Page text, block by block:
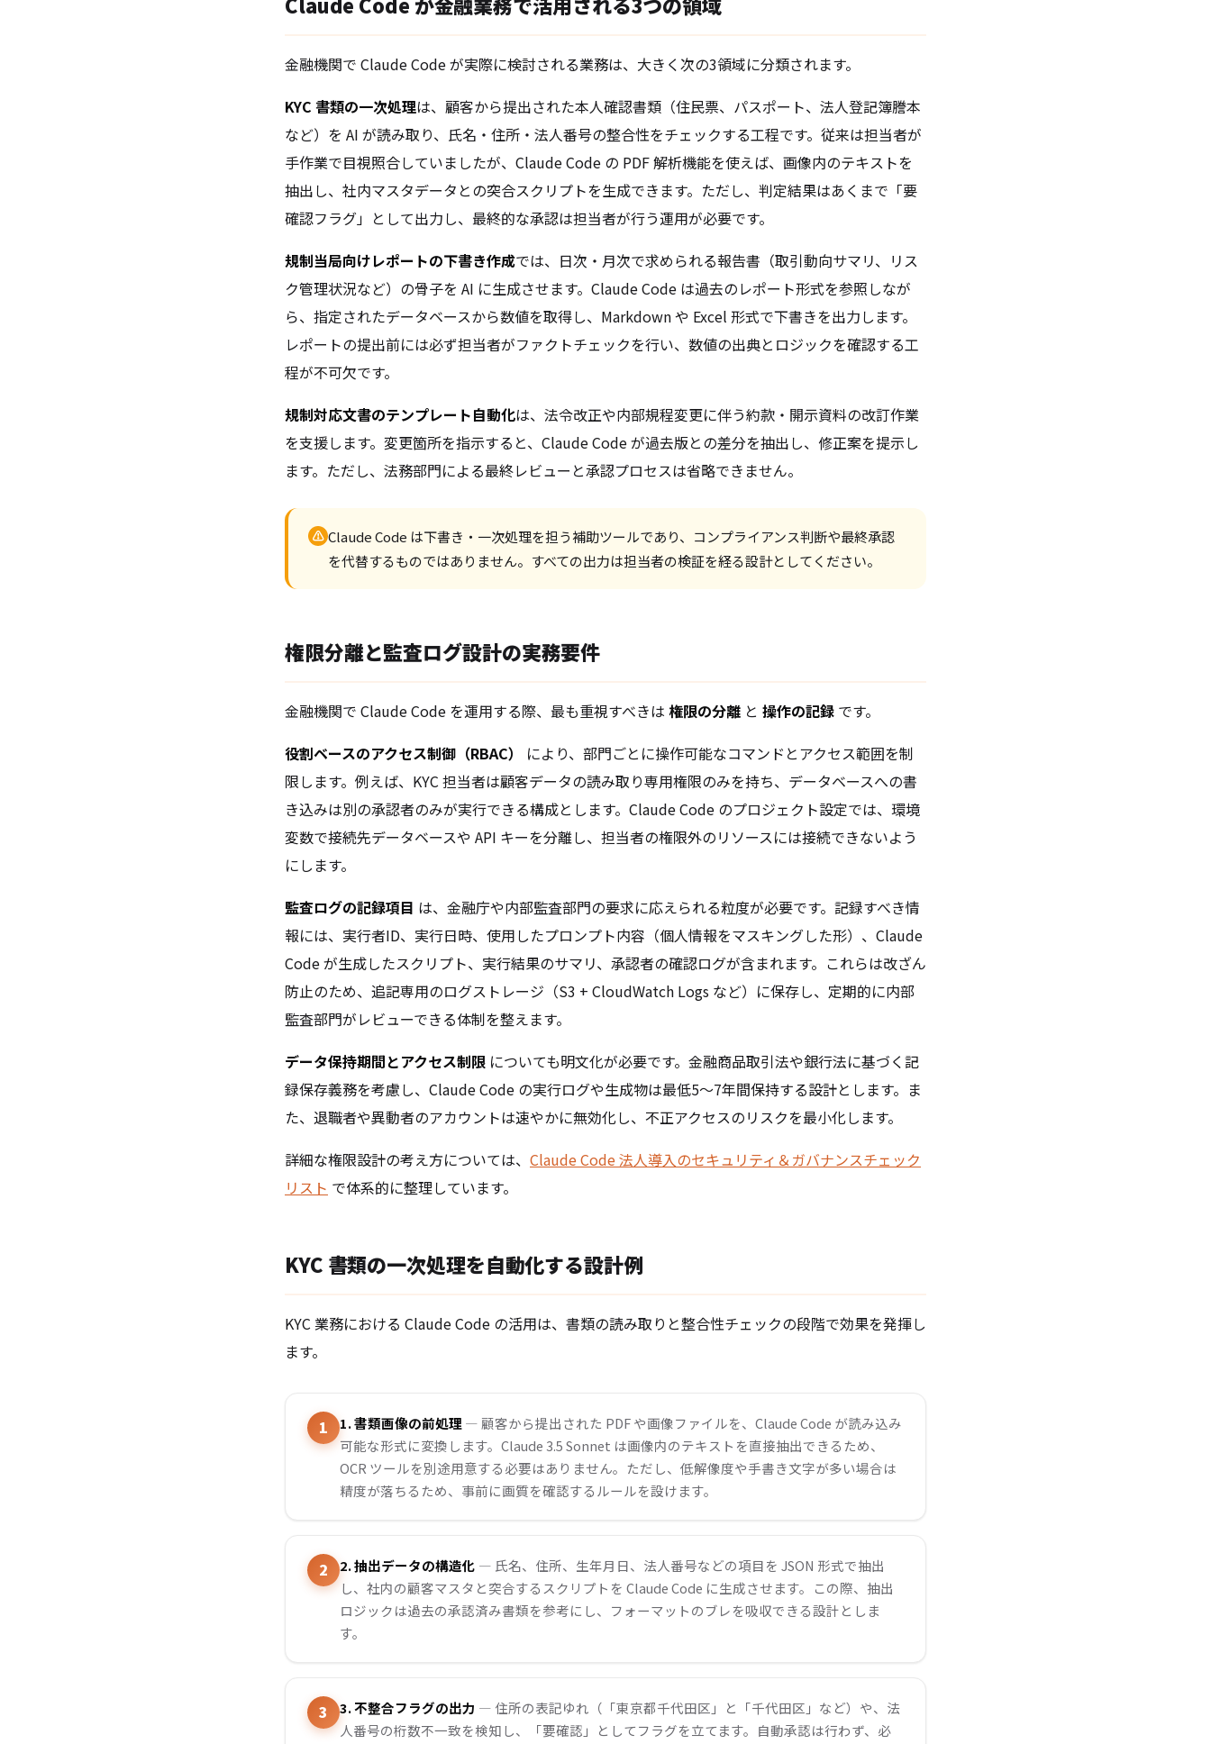
金融機関で Claude Code が実際に検討される業務は、大きく次の3領域に分類されます。
KYC 書類の一次処理は、顧客から提出された本人確認書類（住民票、パスポート、法人登記簿謄本
など）を AI が読み取り、氏名・住所・法人番号の整合性をチェックする工程です。従来は担当者が
手作業で目視照合していましたが、Claude Code の PDF 解析機能を使えば、画像内のテキストを
抽出し、社内マスタデータとの突合スクリプトを生成できます。ただし、判定結果はあくまで「要
確認フラグ」として出力し、最終的な承認は担当者が行う運用が必要です。
規制当局向けレポートの下書き作成では、日次・月次で求められる報告書（取引動向サマリ、リス
ク管理状況など）の骨子を AI に生成させます。Claude Code は過去のレポート形式を参照しなが
ら、指定されたデータベースから数値を取得し、Markdown や Excel 形式で下書きを出力します。
レポートの提出前には必ず担当者がファクトチェックを行い、数値の出典とロジックを確認する工
程が不可欠です。
規制対応文書のテンプレート自動化は、法令改正や内部規程変更に伴う約款・開示資料の改訂作業
を支援します。変更箇所を指示すると、Claude Code が過去版との差分を抽出し、修正案を提示し
ます。ただし、法務部門による最終レビューと承認プロセスは省略できません。
⚠ Claude Code は下書き・一次処理を担う補助ツールであり、コンプライアンス判断や最終承認
を代替するものではありません。すべての出力は担当者の検証を経る設計としてください。
権限分離と監査ログ設計の実務要件
金融機関で Claude Code を運用する際、最も重視すべきは 権限の分離 と 操作の記録 です。
役割ベースのアクセス制御（RBAC）
により、部門ごとに操作可能なコマンドとアクセス範囲を制
限します。例えば、KYC 担当者は顧客データの読み取り専用権限のみを持ち、データベースへの書
き込みは別の承認者のみが実行できる構成とします。Claude Code のプロジェクト設定では、環境
変数で接続先データベースや API キーを分離し、担当者の権限外のリソースには接続できないよう
にします。
監査ログの記録項目 は、金融庁や内部監査部門の要求に応えられる粒度が必要です。記録すべき情
報には、実行者ID、実行日時、使用したプロンプト内容（個人情報をマスキングした形）、Claude
Code が生成したスクリプト、実行結果のサマリ、承認者の確認ログが含まれます。これらは改ざん
防止のため、追記専用のログストレージ（S3 + CloudWatch Logs など）に保存し、定期的に内部
監査部門がレビューできる体制を整えます。
データ保持期間とアクセス制限 についても明文化が必要です。金融商品取引法や銀行法に基づく記
録保存義務を考慮し、Claude Code の実行ログや生成物は最低5〜7年間保持する設計とします。ま
た、退職者や異動者のアカウントは速やかに無効化し、不正アクセスのリスクを最小化します。
詳細な権限設計の考え方については、 Claude Code 法人導入のセキュリティ＆ガバナンスチェック
リスト で体系的に整理しています。
KYC 書類の一次処理を自動化する設計例
KYC 業務における Claude Code の活用は、書類の読み取りと整合性チェックの段階で効果を発揮し
ます。
1. 書類画像の前処理 — 顧客から提出された PDF や画像ファイルを、Claude Code が読み込み
可能な形式に変換します。Claude 3.5 Sonnet は画像内のテキストを直接抽出できるため、
OCR ツールを別途用意する必要はありません。ただし、低解像度や手書き文字が多い場合は
精度が落ちるため、事前に画質を確認するルールを設けます。
2. 抽出データの構造化 — 氏名、住所、生年月日、法人番号などの項目を JSON 形式で抽出
し、社内の顧客マスタと突合するスクリプトを Claude Code に生成させます。この際、抽出
ロジックは過去の承認済み書類を参考にし、フォーマットのブレを吸収できる設計としま
す。
3. 不整合フラグの出力 — 住所の表記ゆれ（「東京都千代田区」と「千代田区」など）や、法
人番号の桁数不一致を検知し、「要確認」としてフラグを立てます。自動承認は行わず、必